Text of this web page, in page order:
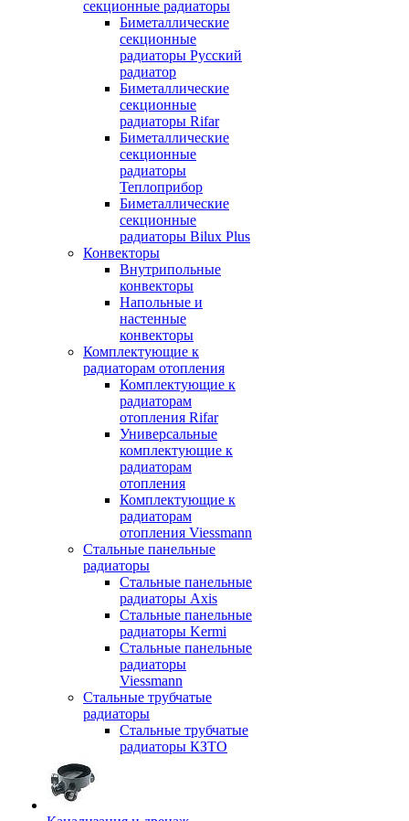
секционные радиаторы
Биметаллические
секционные
радиаторы Русский
радиатор
Биметаллические
секционные
радиаторы Rifar
Биметаллические
секционные
радиаторы
Теплоприбор
Биметаллические
секционные
радиаторы Bilux Plus
Конвекторы
Внутрипольные
конвекторы
Напольные и
настенные
конвекторы
Комплектующие к
радиаторам отопления
Комплектующие к
радиаторам
отопления Rifar
Универсальные
комплектующие к
радиаторам
отопления
Комплектующие к
радиаторам
отопления Viessmann
Стальные панельные
радиаторы
Стальные панельные
радиаторы Axis
Стальные панельные
радиаторы Kermi
Стальные панельные
радиаторы
Viessmann
Стальные трубчатые
радиаторы
Стальные трубчатые
радиаторы КЗТО